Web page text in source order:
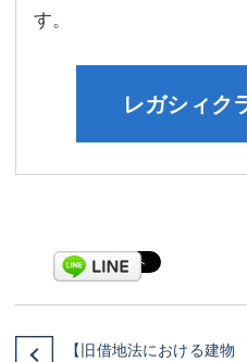
す。
レガシィク
【旧借地法における建物